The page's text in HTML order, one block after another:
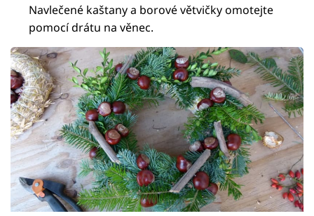
Navlečené kaštany a borové větvičky omotejte
pomocí drátu na věnec.